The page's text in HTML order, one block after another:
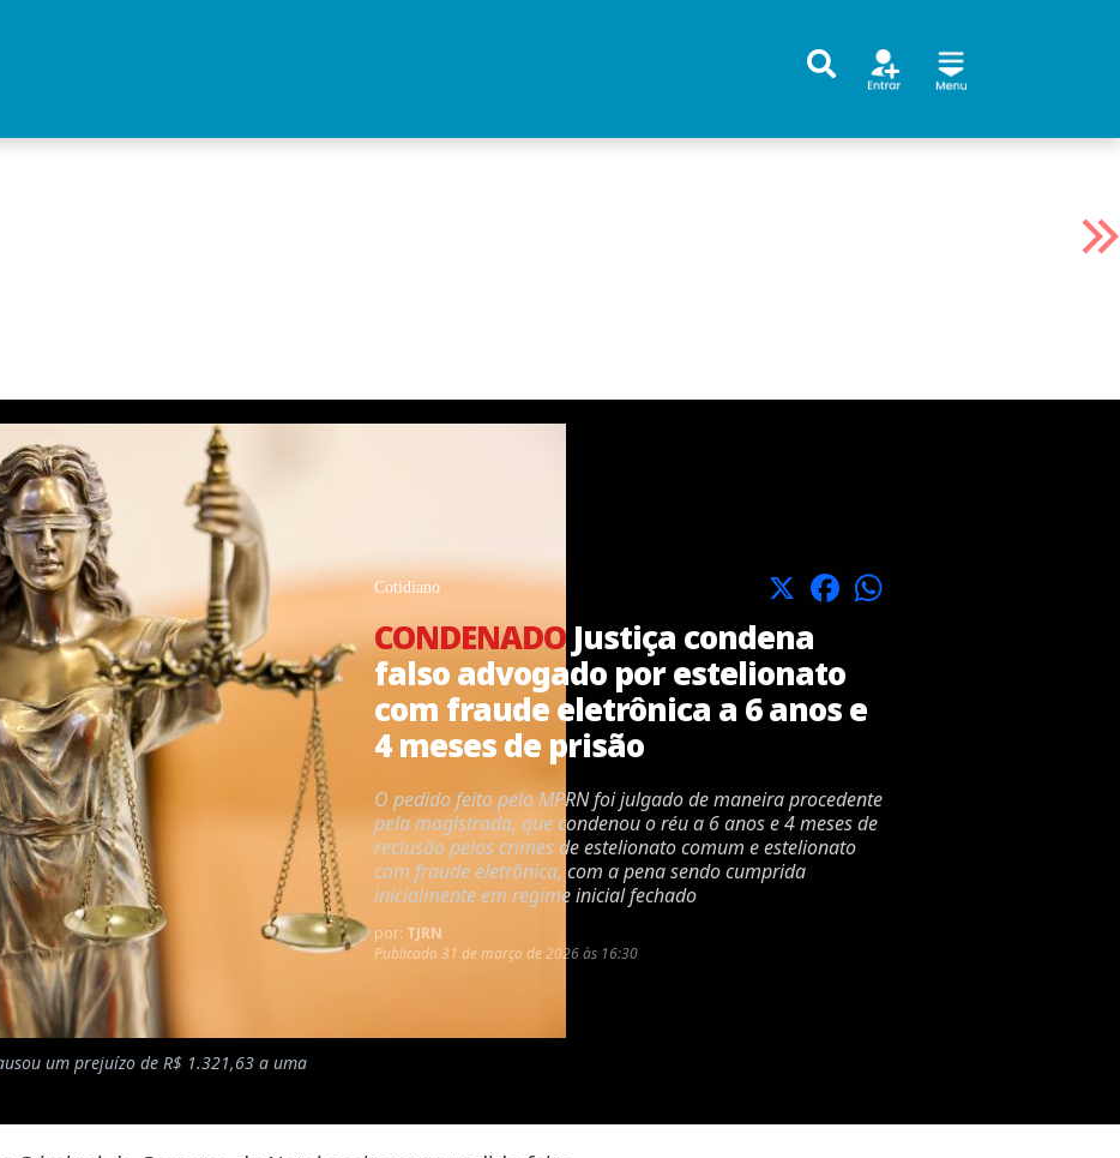
um prejuízo de R$ 1.321,63 a uma
Cotidiano X Facebook
CONDENADO Justiça condena
falso advogado por estelionato
com fraude eletrônica a 6 anos e
4 meses de prisão
O pedido feito pelo MPRN foi julgado de maneira procedente
pela magistrada, que condenou o réu a 6 anos e 4 meses de
reclusão pelos crimes de estelionato comum e estelionato
com fraude eletrônica, com a pena sendo cumprida
inicialmente em regime inicial fechado
por: TJRN
Publicado 31 de março de 2026 às 16:30